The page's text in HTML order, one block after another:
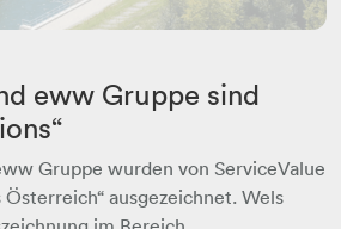
eww Gruppe sind
Gruppe wurden von ServiceValue
Österreich“ ausgezeichnet. Wels